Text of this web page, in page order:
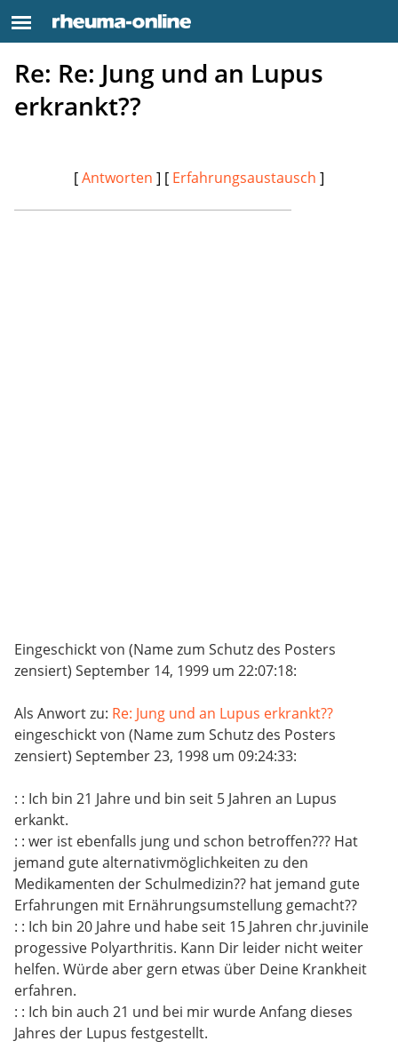
Re: Re: Jung und an Lupus
erkrankt??
[Antworten ] [ Erfahrungsaustausch ]
Eingeschickt von (Name zum Schutz des Posters
zensiert) September 14, 1999 um 22:07:18:
Als Anwort zu: Re: Jung und an Lupus erkrankt??
eingeschickt von (Name zum Schutz des Posters
zensiert) September 23, 1998 um 09:24:33:
: : Ich bin 21 Jahre und bin seit 5 Jahren an Lupus
erkankt.
: : wer ist ebenfalls jung und schon betroffen??? Hat
jemand gute alternativmöglichkeiten zu den
Medikamenten der Schulmedizin?? hat jemand gute
Erfahrungen mit Ernährungsumstellung gemacht??
: : Ich bin 20 Jahre und habe seit 15 Jahren chr.juvinile
progessive Polyarthritis. Kann Dir leider nicht weiter
helfen. Würde aber gern etwas über Deine Krankheit
erfahren.
: : Ich bin auch 21 und bei mir wurde Anfang dieses
Jahres der Lupus festgestellt.